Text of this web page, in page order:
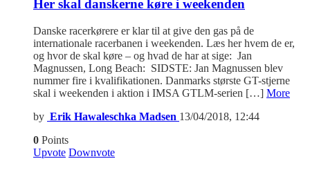
Her skal danskerne køre i weekenden
Danske racerkørere er klar til at give den gas på de
internationale racerbanen i weekenden. Læs her hvem de er,
og hvor de skal køre – og hvad de har at sige: Jan
Magnussen, Long Beach: SIDSTE: Jan Magnussen blev
nummer fire i kvalifikationen. Danmarks største GT-stjerne
skal i weekenden i aktion i IMSA GTLM-serien […] More
by Erik Hawaleschka Madsen 13/04/2018, 12:44
0 Points
Upvote Downvote